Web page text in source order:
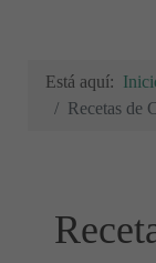
Está aquí:
Recetas de